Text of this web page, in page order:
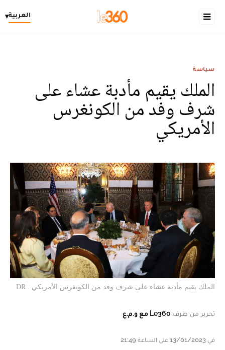
العربية▾
سياسة
الملك يقيم مأدبة عشاء على
شرف وفد من الكونغرس
الأمريكي
الملك يقيم مأدبة عشاء على شرف وفد من الكونغرس الأمريكي . DR
تحرير من طرف Le360 مع و.م.ع
في 13/01/2023 على الساعة 21:49